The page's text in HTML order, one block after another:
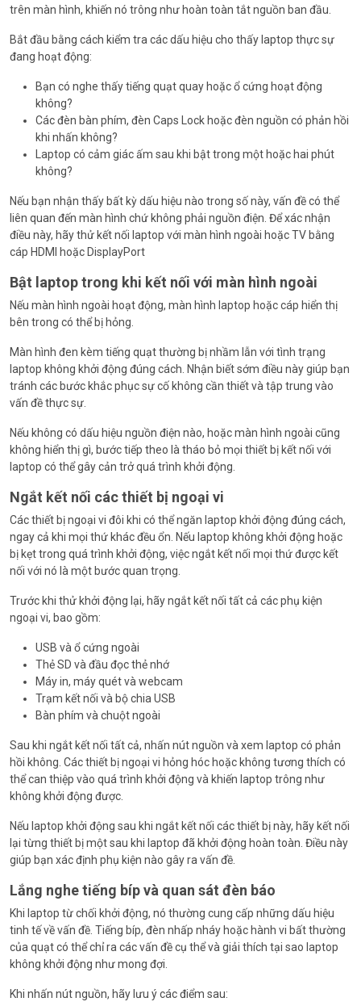
trên màn hình, khiến nó trông như hoàn toàn tắt nguồn ban đầu.
Bắt đầu bằng cách kiểm tra các dấu hiệu cho thấy laptop thực sự
đang hoạt động:
Bạn có nghe thấy tiếng quạt quay hoặc ổ cứng hoạt động
không?
Các đèn bàn phím, đèn Caps Lock hoặc đèn nguồn có phản hồi
khi nhấn không?
Laptop có cảm giác ấm sau khi bật trong một hoặc hai phút
không?
Nếu bạn nhận thấy bất kỳ dấu hiệu nào trong số này, vấn đề có thể
liên quan đến màn hình chứ không phải nguồn điện. Để xác nhận
điều này, hãy thử kết nối laptop với màn hình ngoài hoặc TV bằng
cáp HDMI hoặc DisplayPort
Bật laptop trong khi kết nối với màn hình ngoài
Nếu màn hình ngoài hoạt động, màn hình laptop hoặc cáp hiển thị
bên trong có thể bị hỏng.
Màn hình đen kèm tiếng quạt thường bị nhầm lẫn với tình trạng
laptop không khởi động đúng cách. Nhận biết sớm điều này giúp bạn
tránh các bước khắc phục sự cố không cần thiết và tập trung vào
vấn đề thực sự.
Nếu không có dấu hiệu nguồn điện nào, hoặc màn hình ngoài cũng
không hiển thị gì, bước tiếp theo là tháo bỏ mọi thiết bị kết nối với
laptop có thể gây cản trở quá trình khởi động.
Ngắt kết nối các thiết bị ngoại vi
Các thiết bị ngoại vi đôi khi có thể ngăn laptop khởi động đúng cách,
ngay cả khi mọi thứ khác đều ổn. Nếu laptop không khởi động hoặc
bị kẹt trong quá trình khởi động, việc ngắt kết nối mọi thứ được kết
nối với nó là một bước quan trọng.
Trước khi thử khởi động lại, hãy ngắt kết nối tất cả các phụ kiện
ngoại vi, bao gồm:
USB và ổ cứng ngoài
Thẻ SD và đầu đọc thẻ nhớ
Máy in, máy quét và webcam
Trạm kết nối và bộ chia USB
Bàn phím và chuột ngoài
Sau khi ngắt kết nối tất cả, nhấn nút nguồn và xem laptop có phản
hồi không. Các thiết bị ngoại vi hỏng hóc hoặc không tương thích có
thể can thiệp vào quá trình khởi động và khiến laptop trông như
không khởi động được.
Nếu laptop khởi động sau khi ngắt kết nối các thiết bị này, hãy kết nối
lại từng thiết bị một sau khi laptop đã khởi động hoàn toàn. Điều này
giúp bạn xác định phụ kiện nào gây ra vấn đề.
Lắng nghe tiếng bíp và quan sát đèn báo
Khi laptop từ chối khởi động, nó thường cung cấp những dấu hiệu
tinh tế về vấn đề. Tiếng bíp, đèn nhấp nháy hoặc hành vi bất thường
của quạt có thể chỉ ra các vấn đề cụ thể và giải thích tại sao laptop
không khởi động như mong đợi.
Khi nhấn nút nguồn, hãy lưu ý các điểm sau: